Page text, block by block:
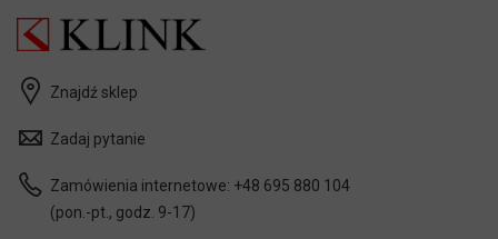
Znajdź sklep
Zadaj pytanie
Zamówienia internetowe: +48 695 880 104
(pon.-pt., godz. 9-17)